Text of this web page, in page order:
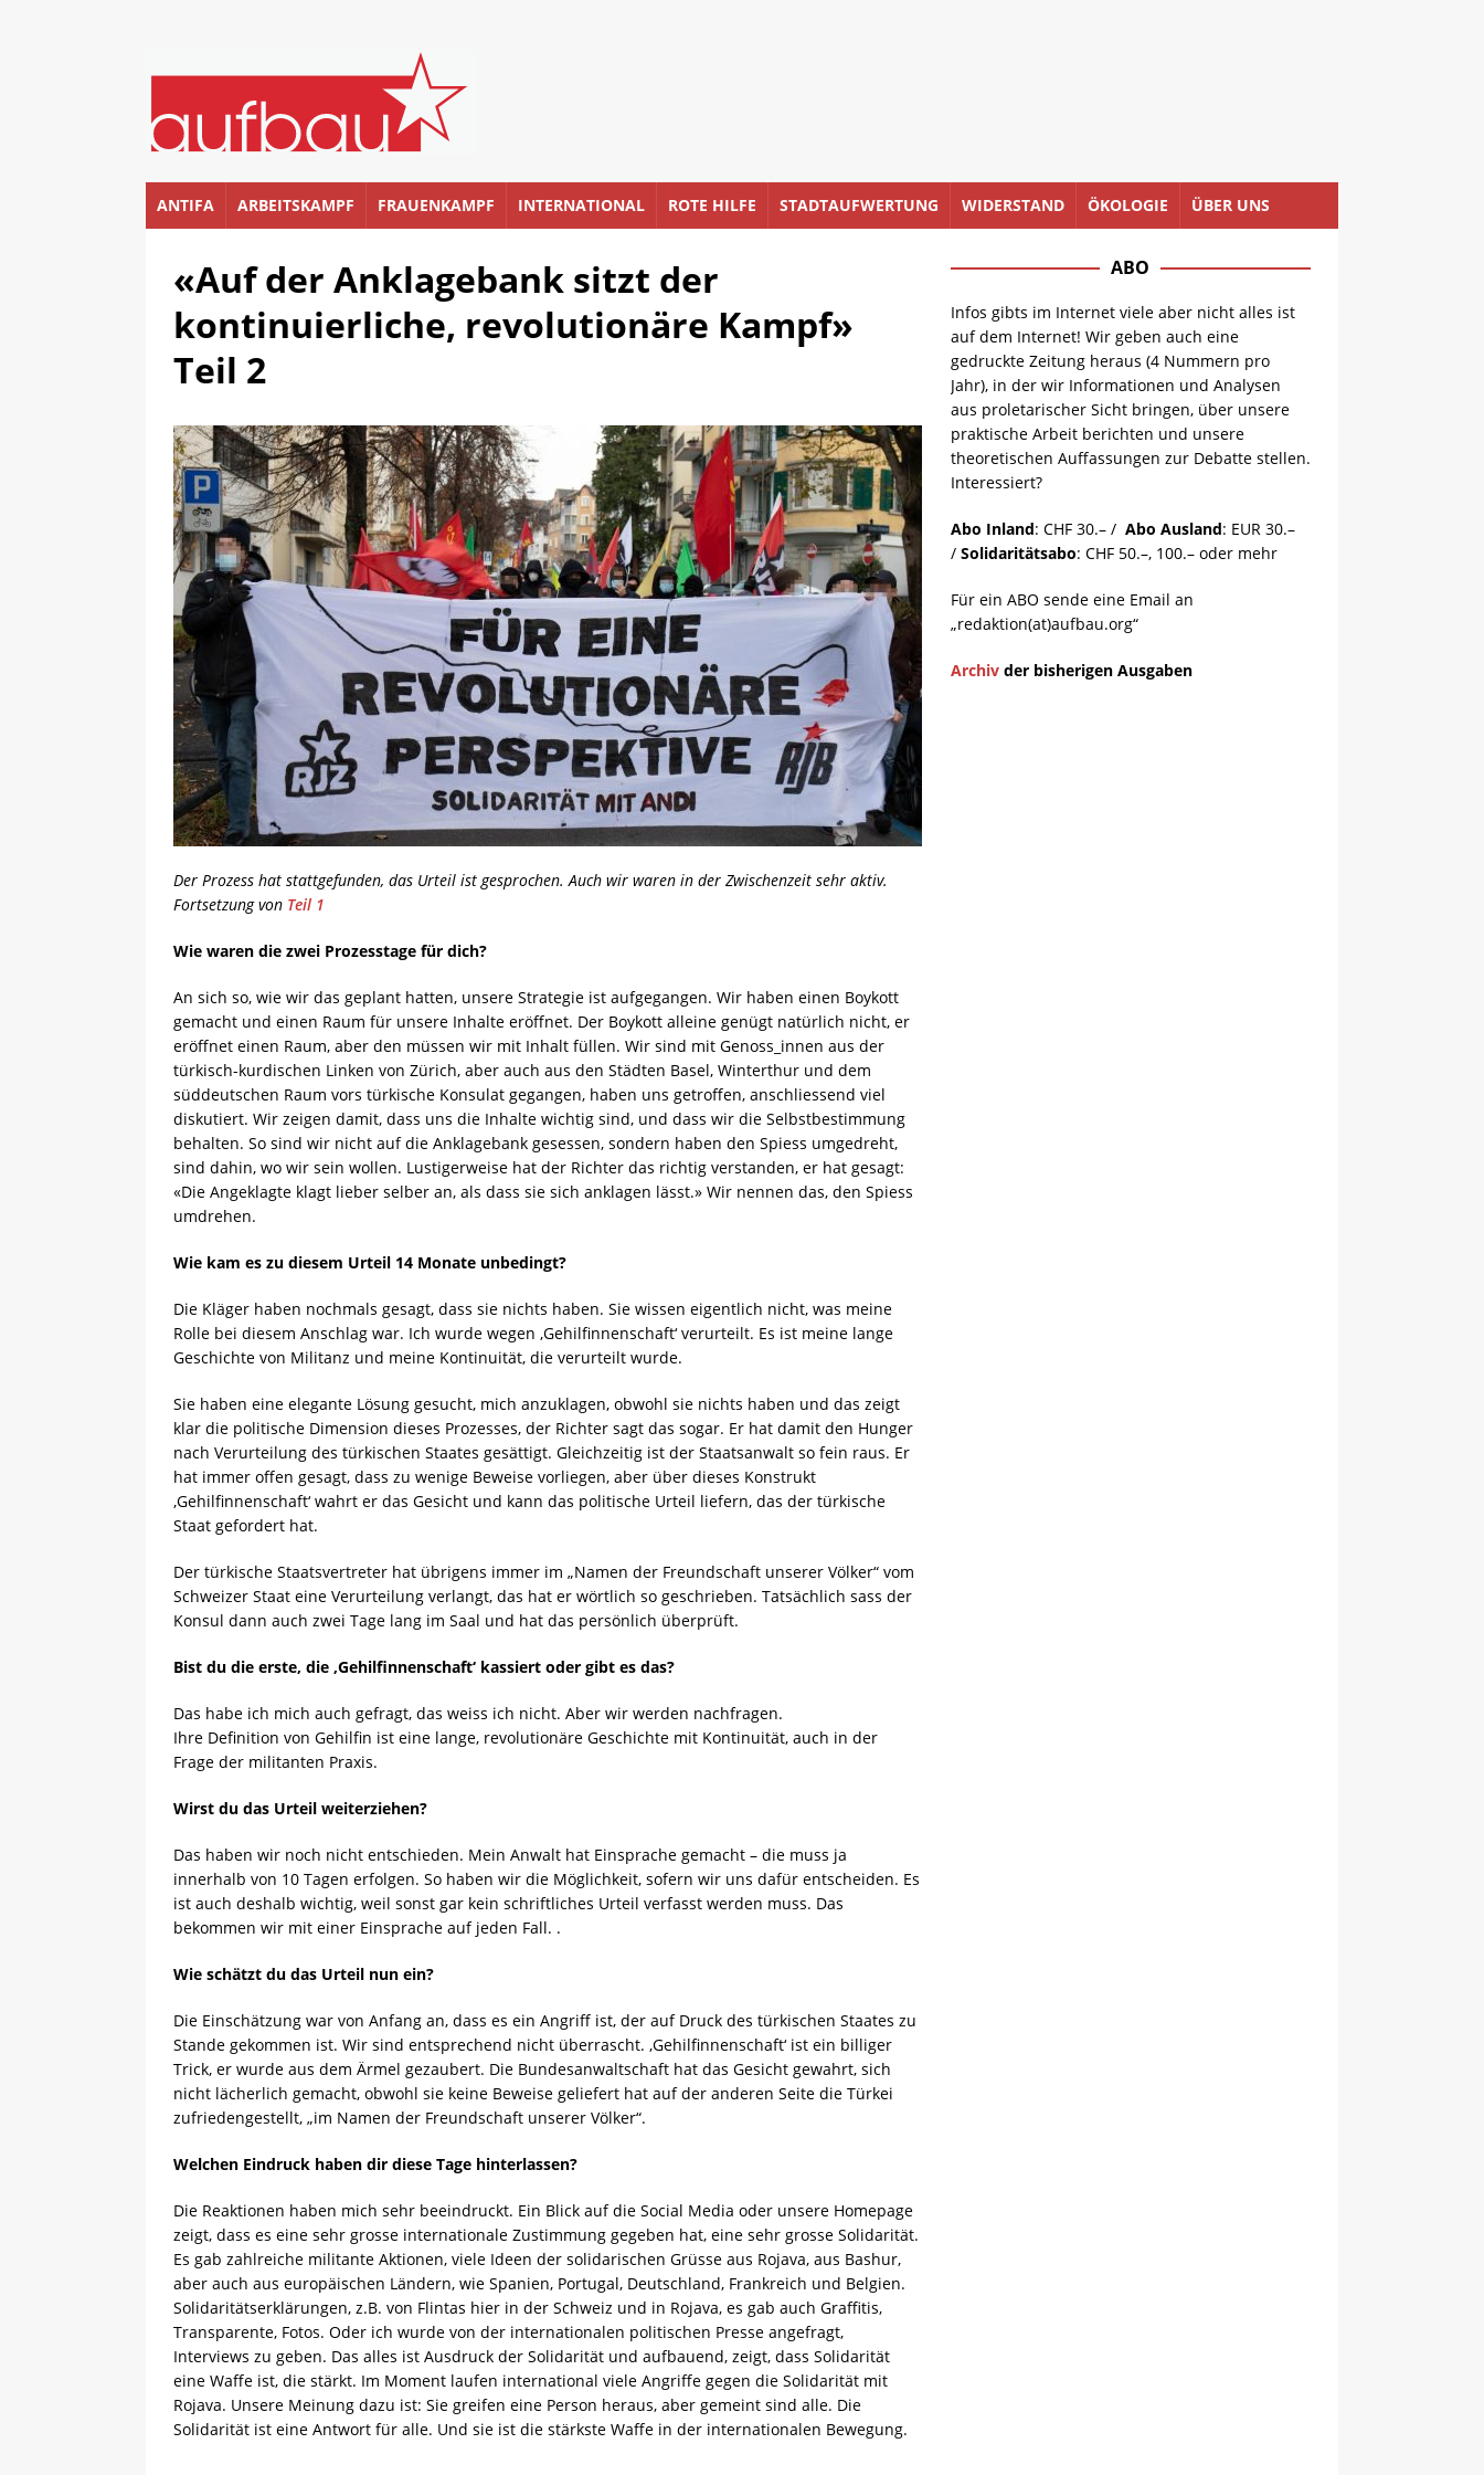
ANTIFA ARBEITSKAMPF FRAUENKAMPF INTERNATIONAL ROTE HILFE STADTAUFWERTUNG WIDERSTAND ÖKOLOGIE ÜBER UNS
«Auf der Anklagebank sitzt der
kontinuierliche, revolutionäre Kampf»
Teil 2
Der Prozess hat stattgefunden, das Urteil ist gesprochen. Auch wir waren in der Zwischenzeit sehr aktiv.
Fortsetzung von Teil 1
Wie waren die zwei Prozesstage für dich?
An sich so, wie wir das geplant hatten, unsere Strategie ist aufgegangen. Wir haben einen Boykott
gemacht und einen Raum für unsere Inhalte eröffnet. Der Boykott alleine genügt natürlich nicht, er
eröffnet einen Raum, aber den müssen wir mit Inhalt füllen. Wir sind mit Genoss_innen aus der
türkisch-kurdischen Linken von Zürich, aber auch aus den Städten Basel, Winterthur und dem
süddeutschen Raum vors türkische Konsulat gegangen, haben uns getroffen, anschliessend viel
diskutiert. Wir zeigen damit, dass uns die Inhalte wichtig sind, und dass wir die Selbstbestimmung
behalten. So sind wir nicht auf die Anklagebank gesessen, sondern haben den Spiess umgedreht,
sind dahin, wo wir sein wollen. Lustigerweise hat der Richter das richtig verstanden, er hat gesagt:
«Die Angeklagte klagt lieber selber an, als dass sie sich anklagen lässt.» Wir nennen das, den Spiess
umdrehen.
Wie kam es zu diesem Urteil 14 Monate unbedingt?
Die Kläger haben nochmals gesagt, dass sie nichts haben. Sie wissen eigentlich nicht, was meine
Rolle bei diesem Anschlag war. Ich wurde wegen ‚Gehilfinnenschaft‘ verurteilt. Es ist meine lange
Geschichte von Militanz und meine Kontinuität, die verurteilt wurde.
Sie haben eine elegante Lösung gesucht, mich anzuklagen, obwohl sie nichts haben und das zeigt
klar die politische Dimension dieses Prozesses, der Richter sagt das sogar. Er hat damit den Hunger
nach Verurteilung des türkischen Staates gesättigt. Gleichzeitig ist der Staatsanwalt so fein raus. Er
hat immer offen gesagt, dass zu wenige Beweise vorliegen, aber über dieses Konstrukt
‚Gehilfinnenschaft‘ wahrt er das Gesicht und kann das politische Urteil liefern, das der türkische
Staat gefordert hat.
Der türkische Staatsvertreter hat übrigens immer im „Namen der Freundschaft unserer Völker“ vom
Schweizer Staat eine Verurteilung verlangt, das hat er wörtlich so geschrieben. Tatsächlich sass der
Konsul dann auch zwei Tage lang im Saal und hat das persönlich überprüft.
Bist du die erste, die ‚Gehilfinnenschaft‘ kassiert oder gibt es das?
Das habe ich mich auch gefragt, das weiss ich nicht. Aber wir werden nachfragen.
Ihre Definition von Gehilfin ist eine lange, revolutionäre Geschichte mit Kontinuität, auch in der
Frage der militanten Praxis.
Wirst du das Urteil weiterziehen?
Das haben wir noch nicht entschieden. Mein Anwalt hat Einsprache gemacht – die muss ja
innerhalb von 10 Tagen erfolgen. So haben wir die Möglichkeit, sofern wir uns dafür entscheiden. Es
ist auch deshalb wichtig, weil sonst gar kein schriftliches Urteil verfasst werden muss. Das
bekommen wir mit einer Einsprache auf jeden Fall. .
Wie schätzt du das Urteil nun ein?
Die Einschätzung war von Anfang an, dass es ein Angriff ist, der auf Druck des türkischen Staates zu
Stande gekommen ist. Wir sind entsprechend nicht überrascht. ‚Gehilfinnenschaft‘ ist ein billiger
Trick, er wurde aus dem Ärmel gezaubert. Die Bundesanwaltschaft hat das Gesicht gewahrt, sich
nicht lächerlich gemacht, obwohl sie keine Beweise geliefert hat auf der anderen Seite die Türkei
zufriedengestellt, „im Namen der Freundschaft unserer Völker“.
Welchen Eindruck haben dir diese Tage hinterlassen?
Die Reaktionen haben mich sehr beeindruckt. Ein Blick auf die Social Media oder unsere Homepage
zeigt, dass es eine sehr grosse internationale Zustimmung gegeben hat, eine sehr grosse Solidarität.
Es gab zahlreiche militante Aktionen, viele Ideen der solidarischen Grüsse aus Rojava, aus Bashur,
aber auch aus europäischen Ländern, wie Spanien, Portugal, Deutschland, Frankreich und Belgien.
Solidaritätserklärungen, z.B. von Flintas hier in der Schweiz und in Rojava, es gab auch Graffitis,
Transparente, Fotos. Oder ich wurde von der internationalen politischen Presse angefragt,
Interviews zu geben. Das alles ist Ausdruck der Solidarität und aufbauend, zeigt, dass Solidarität
eine Waffe ist, die stärkt. Im Moment laufen international viele Angriffe gegen die Solidarität mit
Rojava. Unsere Meinung dazu ist: Sie greifen eine Person heraus, aber gemeint sind alle. Die
Solidarität ist eine Antwort für alle. Und sie ist die stärkste Waffe in der internationalen Bewegung.
ABO
Infos gibts im Internet viele aber nicht alles ist
auf dem Internet! Wir geben auch eine
gedruckte Zeitung heraus (4 Nummern pro
Jahr), in der wir Informationen und Analysen
aus proletarischer Sicht bringen, über unsere
praktische Arbeit berichten und unsere
theoretischen Auffassungen zur Debatte stellen.
Interessiert?
Abo Inland: CHF 30.– / Abo Ausland: EUR 30.–
/ Solidaritätsabo: CHF 50.–, 100.– oder mehr
Für ein ABO sende eine Email an
„redaktion(at)aufbau.org“
Archivder bisherigen Ausgaben